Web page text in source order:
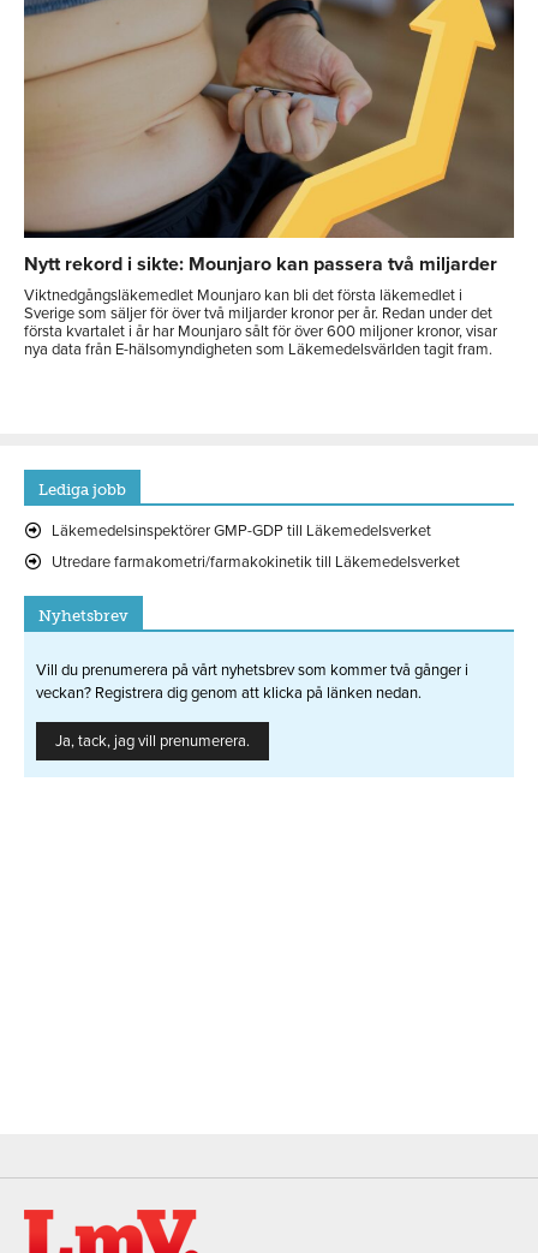
Nytt rekord i sikte: Mounjaro kan passera två miljarder
Viktnedgångsläkemedlet Mounjaro kan bli det första läkemedlet i
Sverige som säljer för över två miljarder kronor per år. Redan under det
första kvartalet i år har Mounjaro sålt för över 600 miljoner kronor, visar
nya data från E-hälsomyndigheten som Läkemedelsvärlden tagit fram.
Lediga jobb
Läkemedelsinspektörer GMP-GDP till Läkemedelsverket
Utredare farmakometri/farmakokinetik till Läkemedelsverket
Nyhetsbrev
Vill du prenumerera på vårt nyhetsbrev som kommer två gånger i
veckan? Registrera dig genom att klicka på länken nedan.
Ja, tack, jag vill prenumerera.